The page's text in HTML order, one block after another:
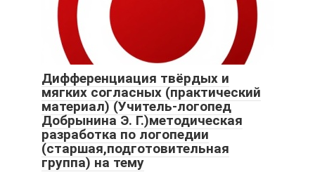
Дифференциация твёрдых и
мягких согласных (практический
материал) (Учитель-логопед
Добрынина Э. Г.)методическая
разработка по логопедии
(старшая,подготовительная
группа) на тему